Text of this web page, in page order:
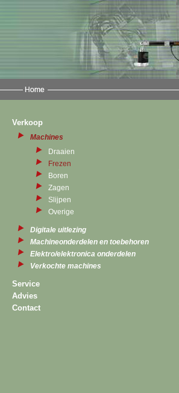
Verkoop
Machines
Draaien
Frezen
Boren
Zagen
Slijpen
Overige
Digitale uitlezing
Machineonderdelen en toebehoren
Elektro/elektronica onderdelen
Verkochte machines
Service
Advies
Contact